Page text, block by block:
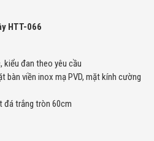
HTT-066
kiểu đan theo yêu cầu
bàn viền inox mạ PVD, mặt kính cường
đá trắng tròn 60cm